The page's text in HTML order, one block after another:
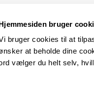
bruger
bruger cookies til at
at beholde dine
vælger du helt selv,